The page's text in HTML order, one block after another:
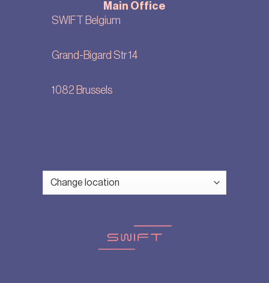
Main Office
SWIFT Belgium
Grand-Bigard Str 14
1082 Brussels